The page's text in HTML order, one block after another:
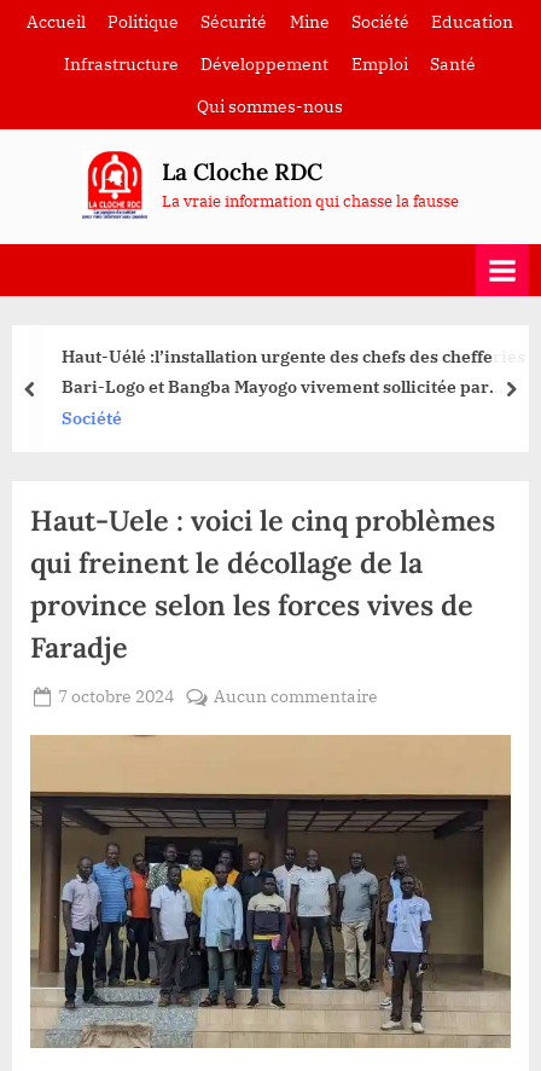
SkipAccueil Politique Sécurité Mine Société
Education
Infrastructure
Développement Emploi
Santé
Qui sommes-nous
La Cloche RDC
La vraie information qui chasse la fausse
Haut-Uélé :l’installation urgente des chefs des chefferies
Bari-Logo et Bangba Mayogo vivement sollicitée par
l’ADDA
Société
prev
Haut-Uele : voici le cinq problèmes
qui freinent le décollage de la
province selon les forces vives de
Faradje
Posted
7 octobre 2024
Aucun commentaire
voici
le
cinq
problèmes
qui
freinent
le
décollage
de